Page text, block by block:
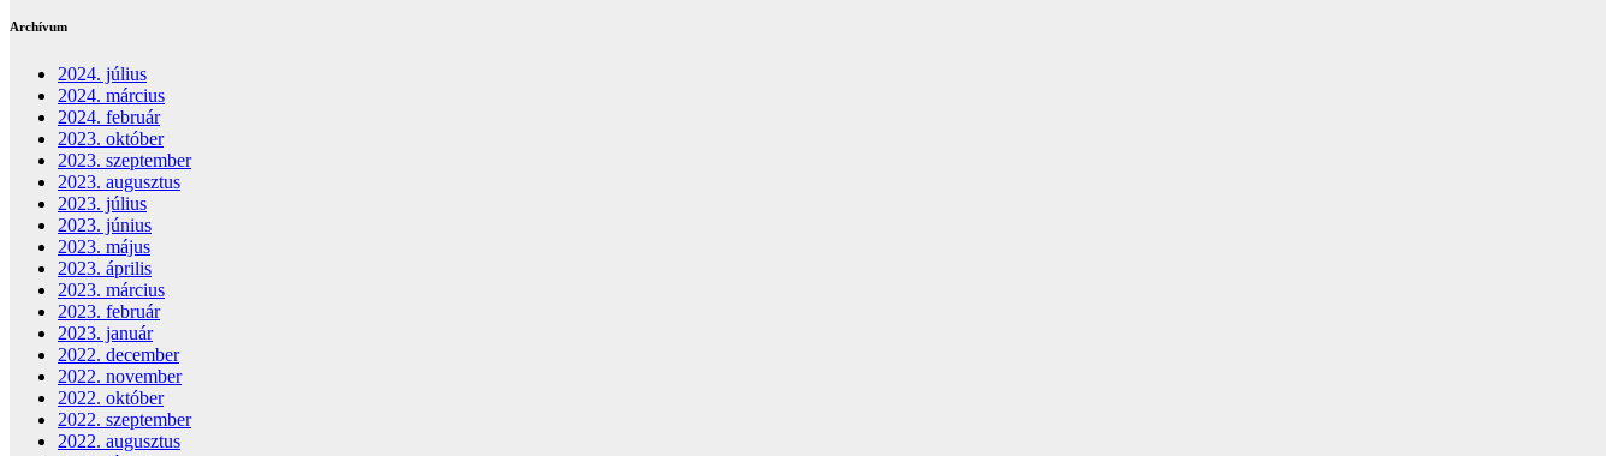
Archívum
2024. július
2024. március
2024. február
2023. október
2023. szeptember
2023. augusztus
2023. július
2023. június
2023. május
2023. április
2023. március
2023. február
2023. január
2022. december
2022. november
2022. október
2022. szeptember
2022. augusztus